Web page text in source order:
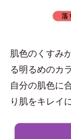
肌色のくすみ
る明るめのカ
自分の肌色に
り肌をキレイ